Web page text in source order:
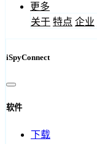
更多
关于 特点 企业
iSpyConnect
软件
下载